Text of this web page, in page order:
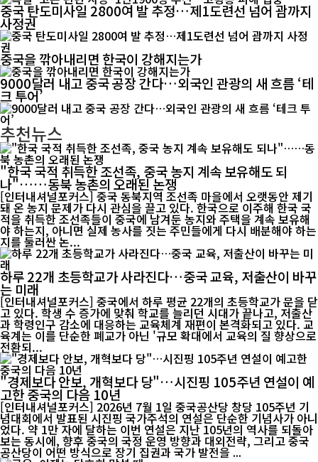
중국 탄도미사일 2800여 발 추정…제1도련선 넘어 괌까지
사정권
중국을 깎아내리면 한국이 강해지는가
9000달러 내고 중국 공장 간다…외국인 관광의 새 흐름 ‘테
크 투어’
추천뉴스
"한국 국적 취득한 조선족, 중국 농지 계속 보유해도 되
나"……동북 농촌의 오래된 논쟁
[인터내셔널포커스] 중국 동북지역 조선족 마을에서 오랫동안 제기
돼 온 농지 문제가 다시 관심을 끌고 있다. 한국으로 이주해 한국 국
적을 취득한 조선족들이 중국에 남겨둔 농지와 주택을 계속 보유해
야 하는지, 아니면 실제 농사를 짓는 주민들에게 다시 배분해야 하는
지를 둘러싼 논...
하루 22개 초등학교가 사라진다…중국 교육, 저출산이 바꾸
는 미래
[인터내셔널포커스] 중국에서 하루 평균 22개의 초등학교가 문을 닫
고 있다. 학생 수 증가에 맞춰 학교를 늘리던 시대가 끝나고, 저출산
과 학령인구 감소에 대응하는 교육체계 재편이 본격화되고 있다. 교
육계는 이를 단순한 폐교가 아닌 '규모 확대에서 교육의 질 향상으로
전환되...
"경제보다 안보, 개혁보다 당"…시진핑 105주년 연설이 예
고한 중국의 다음 10년
[인터내셔널포커스] 2026년 7월 1일 중국공산당 창당 105주년 기
념대회에서 발표된 시진핑 국가주석의 연설은 단순한 기념사가 아니
었다. 약 1만 자에 달하는 이번 연설은 지난 105년의 역사를 되돌아
보는 동시에, 향후 중국의 국정 운영 방향과 대외전략, 그리고 중국
공산당이 어떤 방식으로 장기 집권과 국가 발전을 ...